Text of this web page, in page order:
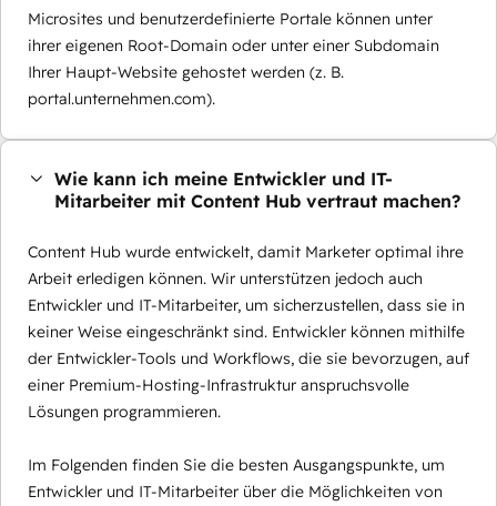
Microsites und benutzerdefinierte Portale können unter
ihrer eigenen Root-Domain oder unter einer Subdomain
Ihrer Haupt-Website gehostet werden (z. B.
portal.unternehmen.com).
Wie kann ich meine Entwickler und IT-
Mitarbeiter mit Content Hub vertraut machen?
Content Hub wurde entwickelt, damit Marketer optimal ihre
Arbeit erledigen können. Wir unterstützen jedoch auch
Entwickler und IT-Mitarbeiter, um sicherzustellen, dass sie in
keiner Weise eingeschränkt sind. Entwickler können mithilfe
der Entwickler-Tools und Workflows, die sie bevorzugen, auf
einer Premium-Hosting-Infrastruktur anspruchsvolle
Lösungen programmieren.
Im Folgenden finden Sie die besten Ausgangspunkte, um
Entwickler und IT-Mitarbeiter über die Möglichkeiten von